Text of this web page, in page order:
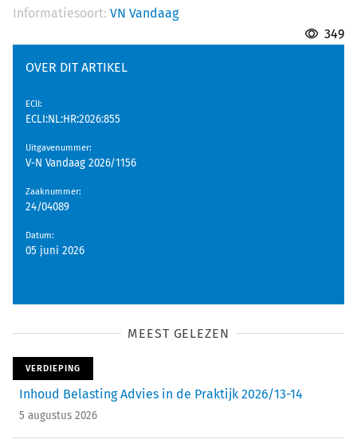
Informatiesoort: VN Vandaag
349
OVER DIT ARTIKEL
EClI:
ECLI:NL:HR:2026:855
Uitgavenummer:
V-N Vandaag 2026/1156
Zaaknummer:
24/04089
Datum:
05 juni 2026
MEEST GELEZEN
VERDIEPING
Inhoud Belasting Advies in de Praktijk 2026/13-14
5 augustus 2026